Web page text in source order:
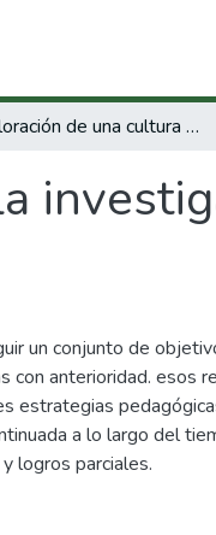
Exploración de una cultura de la investigación en la escuela
un conjunto de
con anterioridad. esos
estrategias
a lo largo del
logros parciales.